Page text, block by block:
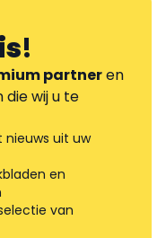
!
partneren
wij u te
nieuws uit uw
en
van